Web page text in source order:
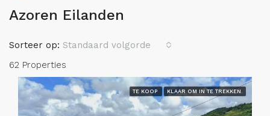
Azoren Eilanden
62 Properties
Sorteer op: Standaard volgorde
TE KOOP KLAAR OM IN TE TREKKEN.